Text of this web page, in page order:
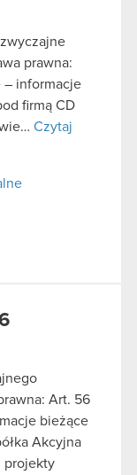
prawna:
– informacje
firmą CD
Czytaj
Art. 56
bieżące
Akcyjna
projekty